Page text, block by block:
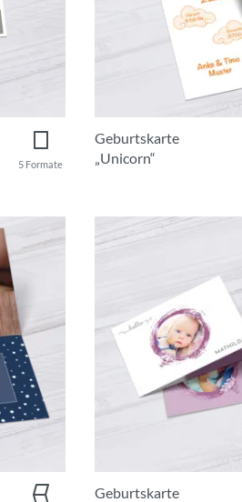
5 Formate
Geburtskarte
„Unicorn“
Geburtskarte